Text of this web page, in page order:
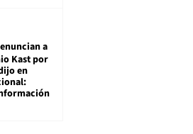
a
Kast por
en